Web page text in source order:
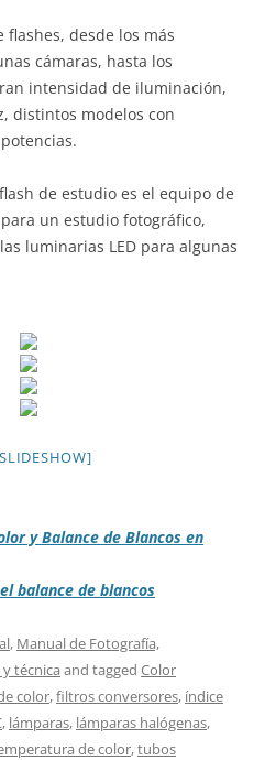
desde los más
cámaras, hasta los
intensidad de iluminación,
distintos modelos con
de estudio es el equipo de
un estudio fotográfico,
luminarias LED para algunas
y Balance de Blancos en
balance de blancos
, Manual de Fotografía,
técnica and tagged Color
color,filtros conversores, índice
, lámparas, lámparas halógenas,
de color,tubos